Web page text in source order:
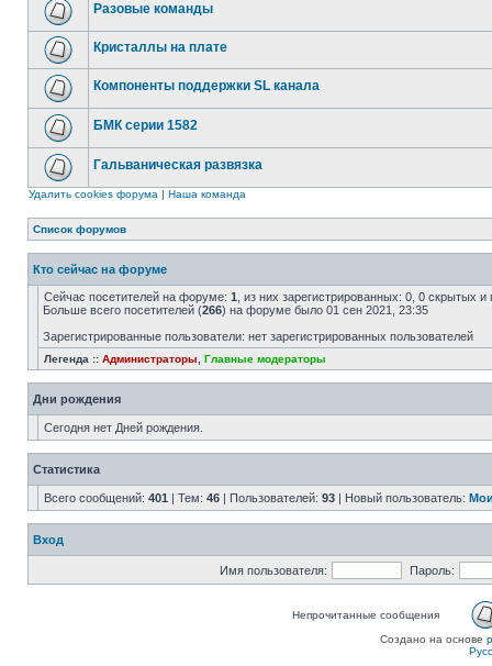
Разовые команды
Кристаллы на плате
Компоненты поддержки SL канала
БМК серии 1582
Гальваническая развязка
Удалить cookies форума | Наша команда
Список форумов
Кто сейчас на форуме
Сейчас посетителей на форуме: 1 , из них зарегистрированных: 0, 0 скрытых
Больше всего посетителей (266) на форуме было 01 сен 2021, 23:35
Зарегистрированные пользователи: нет зарегистрированных пользователей
Легенда :: Администраторы Главные модераторы
Дни рождения
Сегодня нет Дней рождения.
Статистика
Всего сообщений: 401 | Тем: 46 | Пользователей: 93 | Новый пользователь:
Вход
Имя пользователя: Пароль:
Непрочитанные сообщения
Создано на основе